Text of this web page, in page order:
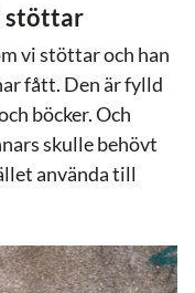
stöttar
vi stöttar och han
fått. Den är fylld
böcker. Och
skulle behövt
använda till